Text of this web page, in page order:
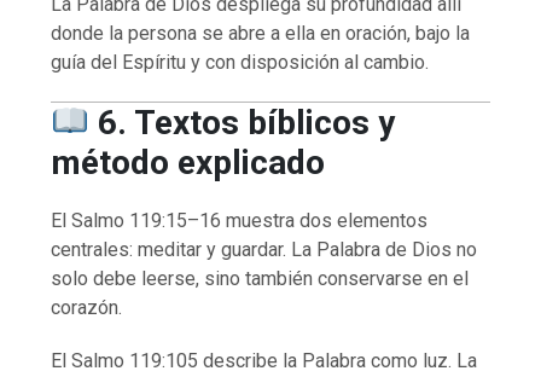
donde la persona se abre a ella en oración, bajo la
guía del Espíritu y con disposición al cambio.
6. Textos bíblicos y
método explicado
El Salmo 119:15–16 muestra dos elementos
centrales: meditar y guardar. La Palabra de Dios no
solo debe leerse, sino también conservarse en el
corazón.
El Salmo 119:105 describe la Palabra como luz. La